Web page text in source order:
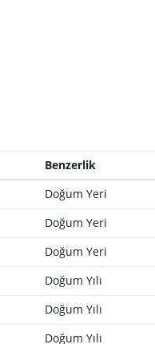
Benzerlik
Doğum Yeri
Doğum Yeri
Doğum Yeri
Doğum Yılı
Doğum Yılı
Doğum Yılı